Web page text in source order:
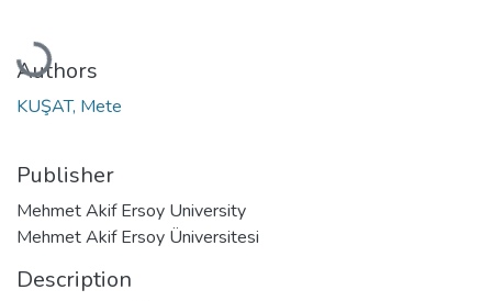
Loading...
Authors
KUŞAT, Mete
Publisher
Mehmet Akif Ersoy University
Mehmet Akif Ersoy Üniversitesi
Description